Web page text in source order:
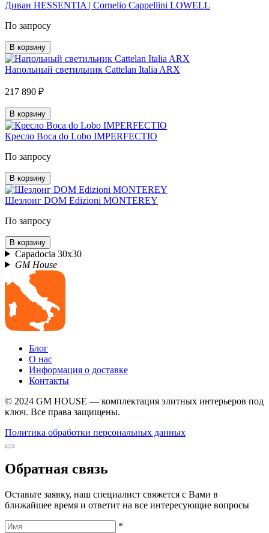
Диван HESSENTIA | Cornelio Cappellini LOWELL
По запросу
В корзину
Напольный светильник Cattelan Italia ARX
217 890 ₽
В корзину
Кресло Boca do Lobo IMPERFECTIO
По запросу
В корзину
Шезлонг DOM Edizioni MONTEREY
По запросу
В корзину
Capadocia 30x30
GM House
Блог
О нас
Информация о доставке
Контакты
© 2024 GM HOUSE — комплектация элитных интерьеров под
ключ. Все права защищены.
Политика обработки персональных данных
Обратная связь
Оставьте заявку, наш специалист свяжется с Вами в
ближайшее время и ответит на все интересующие вопросы
*